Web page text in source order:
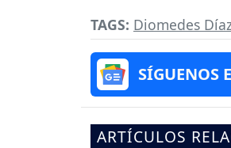
TAGS: Diomedes
SÍGUENOS
ARTÍCULOS